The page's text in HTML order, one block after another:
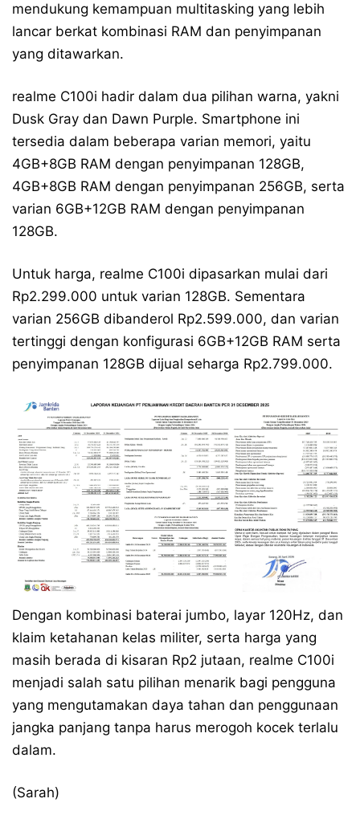
mendukung kemampuan multitasking yang lebih
lancar berkat kombinasi RAM dan penyimpanan
yang ditawarkan.
realme C100i hadir dalam dua pilihan warna, yakni
Dusk Gray dan Dawn Purple. Smartphone ini
tersedia dalam beberapa varian memori, yaitu
4GB+8GB RAM dengan penyimpanan 128GB,
4GB+8GB RAM dengan penyimpanan 256GB, serta
varian 6GB+12GB RAM dengan penyimpanan
128GB.
Untuk harga, realme C100i dipasarkan mulai dari
Rp2.299.000 untuk varian 128GB. Sementara
varian 256GB dibanderol Rp2.599.000, dan varian
tertinggi dengan konfigurasi 6GB+12GB RAM serta
penyimpanan 128GB dijual seharga Rp2.799.000.
Dengan kombinasi baterai jumbo, layar 120Hz, dan
klaim ketahanan kelas militer, serta harga yang
masih berada di kisaran Rp2 jutaan, realme C100i
menjadi salah satu pilihan menarik bagi pengguna
yang mengutamakan daya tahan dan penggunaan
jangka panjang tanpa harus merogoh kocek terlalu
dalam.
(Sarah)